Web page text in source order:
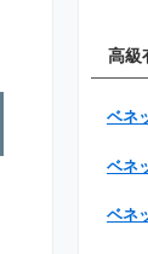
高級
ベネ
ベネ
ベネ